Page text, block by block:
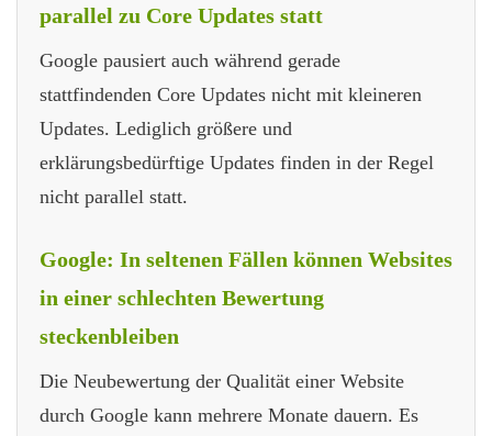
parallel zu Core Updates statt
Google pausiert auch während gerade
stattfindenden Core Updates nicht mit kleineren
Updates. Lediglich größere und
erklärungsbedürftige Updates finden in der Regel
nicht parallel statt.
Google: In seltenen Fällen können Websites
in einer schlechten Bewertung
steckenbleiben
Die Neubewertung der Qualität einer Website
durch Google kann mehrere Monate dauern. Es